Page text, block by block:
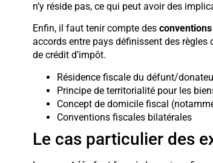
n’y réside pas, ce qui peut avoir des
Enfin, il faut tenir compte des
accords entre pays définissent des règles
de crédit d’impôt.
Résidence fiscale du défunt/
Principe de territorialité pour les
Concept de domicile fiscal
Conventions fiscales bilatérales
Le cas particulier des